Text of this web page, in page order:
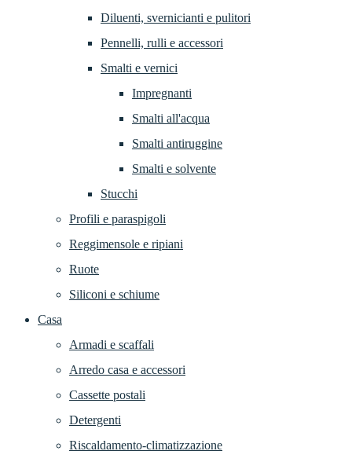
Diluenti, svernicianti e pulitori
Pennelli, rulli e accessori
Smalti e vernici
Impregnanti
Smalti all'acqua
Smalti antiruggine
Smalti e solvente
Stucchi
Profili e paraspigoli
Reggimensole e ripiani
Ruote
Siliconi e schiume
Casa
Armadi e scaffali
Arredo casa e accessori
Cassette postali
Detergenti
Riscaldamento-climatizzazione